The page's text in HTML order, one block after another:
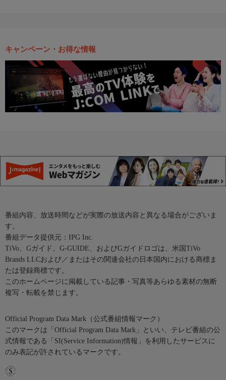
キャンペーン・お得な情報
番組内容、放送時間などが実際の放送内容と異なる場合がございま
す。
番組データ提供元：IPG Inc.
TiVo、Gガイド、G-GUIDE、およびGガイドロゴは、米国TiVo
Brands LLCおよび／またはその関連会社の日本国内における商標ま
たは登録商標です。
このホームページに掲載している記事・写真等あらゆる素材の無断
複写・転載を禁じます。
Official Program Data Mark（公式番組情報マーク）
このマークは「Official Program Data Mark」といい、テレビ番組の公
式情報である「SI(Service Information)情報」を利用したサービスに
のみ表記が許されているマークです。